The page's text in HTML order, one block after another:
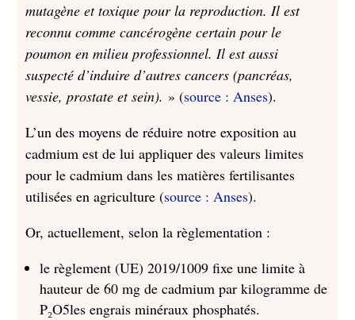
mutagène et toxique pour la reproduction. Il est
reconnu comme cancérogène certain pour le
poumon en milieu professionnel. Il est aussi
suspecté d’induire d’autres cancers (pancréas,
vessie, prostate et sein). » (source : Anses).
L’un des moyens de réduire notre exposition au
cadmium est de lui appliquer des valeurs limites
pour le cadmium dans les matières fertilisantes
utilisées en agriculture (source : Anses).
Or, actuellement, selon la règlementation :
le règlement (UE) 2019/1009 fixe une limite à
hauteur de 60 mg de cadmium par kilogramme de
P₂O5les engrais minéraux phosphatés.